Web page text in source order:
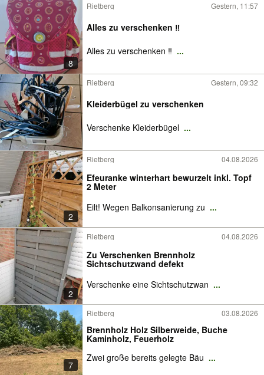
8
Rietberg Gestern, 11:57
Alles zu verschenken ‼️
Alles zu verschenken ‼️ ...
Rietberg Gestern, 09:32
Kleiderbügel zu verschenken
Verschenke Kleiderbügel ...
2
Rietberg 04.08.2026
Efeuranke winterhart bewurzelt inkl. Topf
2 Meter
Eilt! Wegen Balkonsanierung zu ...
2
Rietberg 04.08.2026
Zu Verschenken Brennholz
Sichtschutzwand defekt
Verschenke eine Sichtschutzwan ...
7
Rietberg 03.08.2026
Brennholz Holz Silberweide, Buche
Kaminholz, Feuerholz
Zwei große bereits gelegte Bäu ...